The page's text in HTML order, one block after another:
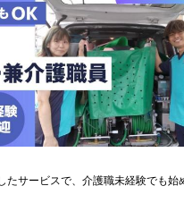
たサービスで、介護職未経験でも始